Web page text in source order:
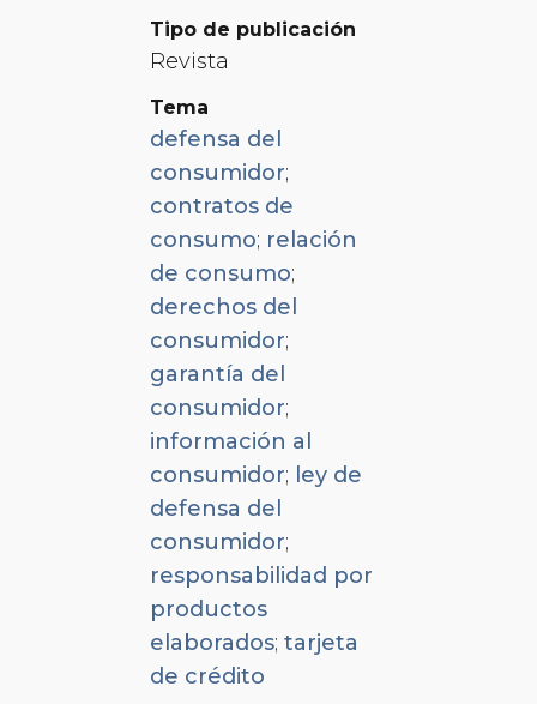
Tipo de publicación
Revista
Tema
defensa del
consumidor;
contratos de
consumo; relación
de consumo;
derechos del
consumidor;
garantía del
consumidor;
información al
consumidor; ley de
defensa del
consumidor;
responsabilidad por
productos
elaborados; tarjeta
de crédito